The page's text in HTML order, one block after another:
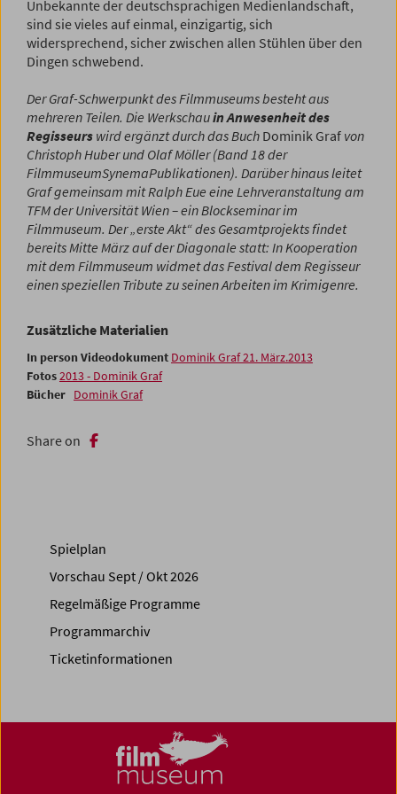
Unbekannte der deutschsprachigen Medienlandschaft,
sind sie vieles auf einmal, einzigartig, sich
widersprechend, sicher zwischen allen Stühlen über den
Dingen schwebend.
Der Graf-Schwerpunkt des Filmmuseums besteht aus
mehreren Teilen. Die Werkschauin Anwesenheit des
Regisseurs wird ergänzt durch das Buch Dominik Graf von
Christoph ­Huber und Olaf Möller (Band 18 der
FilmmuseumSynemaPublikationen). Darüber hinaus ­leitet
Graf gemeinsam mit Ralph Eue eine Lehrveranstaltung am
TFM der Universität Wien – ein Blockseminar im
Filmmuseum. Der „erste Akt“ des Gesamtprojekts findet
bereits Mitte März auf der Diagonale statt: In Kooperation
mit dem Filmmuseum widmet das Festival dem Regisseur
einen speziellen Tribute zu seinen Arbeiten im Krimigenre.
Zusätzliche Materialien
In person Videodokument Dominik Graf 21. März.2013
Fotos2013 - Dominik Graf
Bücher Dominik Graf
Share on
Spielplan
Vorschau Sept / Okt 2026
Regelmäßige Programme
Programmarchiv
Ticketinformationen